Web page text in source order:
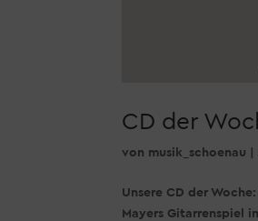
CD der
von musik_schoenau |
Unsere CD der
Mayers Gitarrenspiel